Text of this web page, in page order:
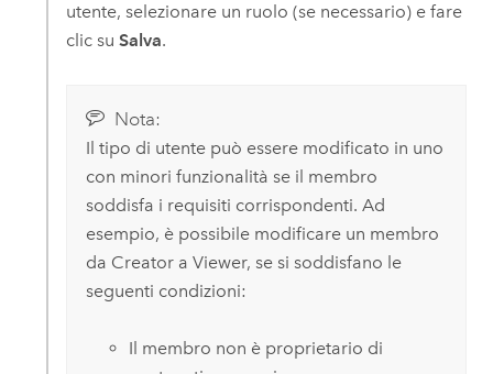
utente, selezionare un ruolo (se necessario) e fare
clic su Salva.
Nota:
Il tipo di utente può essere modificato in uno
con minori funzionalità se il membro
soddisfa i requisiti corrispondenti. Ad
esempio, è possibile modificare un membro
da Creatora Viewer, se si soddisfano le
seguenti condizioni:
Il membro non è proprietario di